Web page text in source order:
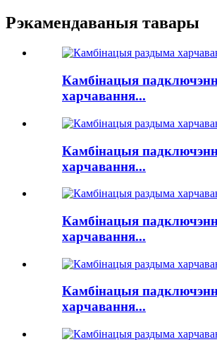
Рэкамендаваныя тавары
Камбінацыя
харчавання...
Камбінацыя
харчавання...
Камбінацыя
харчавання...
Камбінацыя
харчавання...